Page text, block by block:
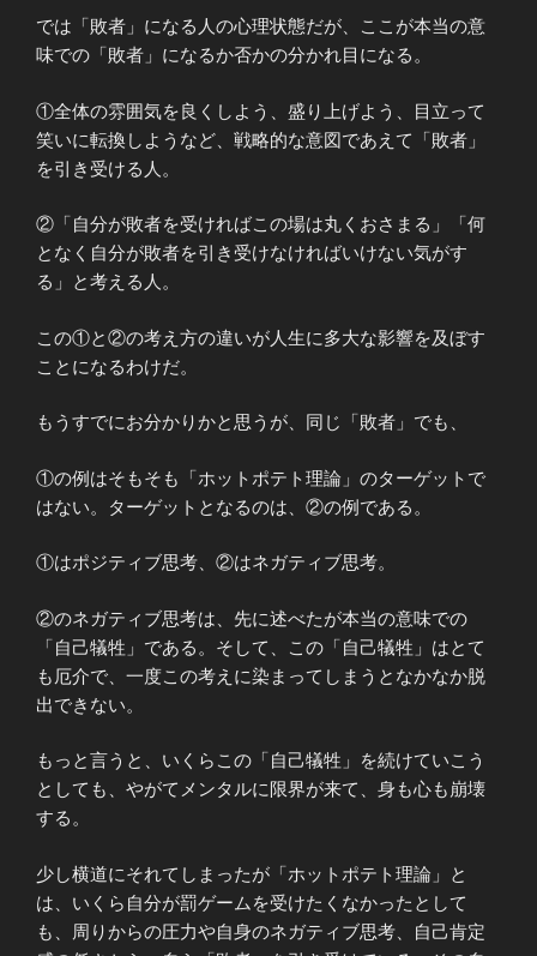
では「敗者」になる人の心理状態だが、ここが本当の意
味での「敗者」になるか否かの分かれ目になる。
①全体の雰囲気を良くしよう、盛り上げよう、目立って
笑いに転換しようなど、戦略的な意図であえて「敗者」
を引き受ける人。
②「自分が敗者を受ければこの場は丸くおさまる」「何
となく自分が敗者を引き受けなければいけない気がす
る」と考える人。
この①と②の考え方の違いが人生に多大な影響を及ぼす
ことになるわけだ。
もうすでにお分かりかと思うが、同じ「敗者」でも、
①の例はそもそも「ホットポテト理論」のターゲットで
はない。ターゲットとなるのは、②の例である。
①はポジティブ思考、②はネガティブ思考。
②のネガティブ思考は、先に述べたが本当の意味での
「自己犠牲」である。そして、この「自己犠牲」はとて
も厄介で、一度この考えに染まってしまうとなかなか脱
出できない。
もっと言うと、いくらこの「自己犠牲」を続けていこう
としても、やがてメンタルに限界が来て、身も心も崩壊
する。
少し横道にそれてしまったが「ホットポテト理論」と
は、いくら自分が罰ゲームを受けたくなかったとして
も、周りからの圧力や自身のネガティブ思考、自己肯定